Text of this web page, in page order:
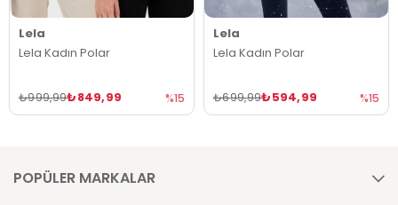
Lela
Lela Kadın Polar
₺849,99
₺999,99 %15
Lela
Lela Kadın Polar
₺594,99
₺699,99 %15
POPÜLER MARKALAR